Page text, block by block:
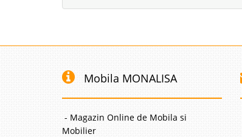
Mobila MONALISA
- Magazin Online de Mobila si
Mobilier